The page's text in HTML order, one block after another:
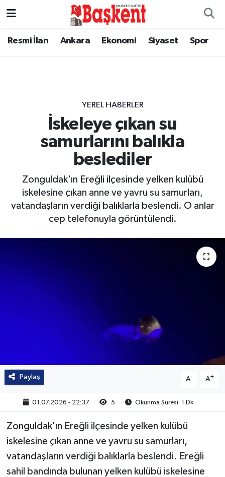
Resmi İlan Ankara Ekonomi Siyaset Spor
YEREL HABERLER
İskeleye çıkan su
samurlarını balıkla
beslediler
Zonguldak'ın Ereğli ilçesinde yelken kulübü
iskelesine çıkan anne ve yavru su samurları,
vatandaşların verdiği balıklarla beslendi. O anlar
cep telefonuyla görüntülendi.
Paylaş A- A+
01.07.2026 - 22:37 5 Okunma Süresi: 1 Dk
Zonguldak'ın Ereğli ilçesinde yelken kulübü
iskelesine çıkan anne ve yavru su samurları,
vatandaşların verdiği balıklarla beslendi. Ereğli
sahil bandında bulunan yelken kulübü iskelesine